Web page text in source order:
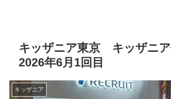
キッザニア東京 キッザニ
2026年6月1回目
キッザニア